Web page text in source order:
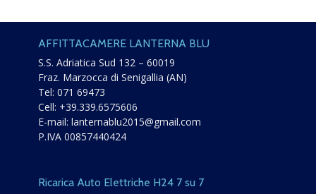
AFFITTACAMERE LANTERNA BLU
S.S. Adriatica Sud 132 – 60019
Fraz. Marzocca di Senigallia (AN)
Tel: 071 69473
Cell: +39.339.6575606
E-mail: lanternablu2015@gmail.com
P.IVA 00857440424
Ricarica Auto Elettriche H24 7 su 7